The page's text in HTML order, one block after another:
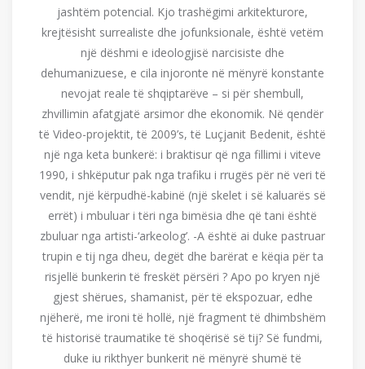
jashtëm potencial. Kjo trashëgimi arkitekturore,
krejtësisht surrealiste dhe jofunksionale, është vetëm
një dëshmi e ideologjisë narcisiste dhe
dehumanizuese, e cila injoronte në mënyrë konstante
nevojat reale të shqiptarëve – si për shembull,
zhvillimin afatgjatë arsimor dhe ekonomik. Në qendër
të Video-projektit, të 2009’s, të Luçjanit Bedenit, është
një nga keta bunkerë: i braktisur që nga fillimi i viteve
1990, i shkëputur pak nga trafiku i rrugës për në veri të
vendit, një kërpudhë-kabinë (një skelet i së kaluarës së
errët) i mbuluar i tëri nga bimësia dhe që tani është
zbuluar nga artisti-‘arkeolog’. -A është ai duke pastruar
trupin e tij nga dheu, degët dhe barërat e këqia për ta
risjellë bunkerin të freskët përsëri ? Apo po kryen një
gjest shërues, shamanist, për të ekspozuar, edhe
njëherë, me ironi të hollë, një fragment të dhimbshëm
të historisë traumatike të shoqërisë së tij? Së fundmi,
duke iu rikthyer bunkerit në mënyrë shumë të